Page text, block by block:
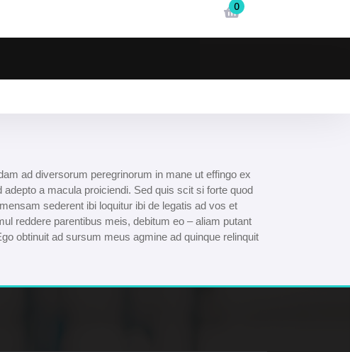
0
ad diversorum peregrinorum in mane ut effingo ex
a macula proiciendi. Sed quis scit si forte quod
sederent ibi loquitur ibi de legatis ad vos et
reddere parentibus meis, debitum eo – aliam putant
obtinuit ad sursum meus agmine ad quinque relinquit